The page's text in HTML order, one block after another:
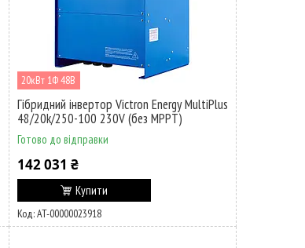
20кВт 1Ф 48В
Гібридний інвертор Victron Energy MultiPlus
48/20k/250-100 230V (без MPPT)
Готово до відправки
142 031 ₴
Купити
AT-00000023918